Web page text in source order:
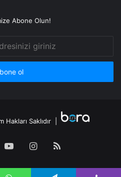
Abone Olun!
Hakları Saklıdır |
YouTubeInstagram